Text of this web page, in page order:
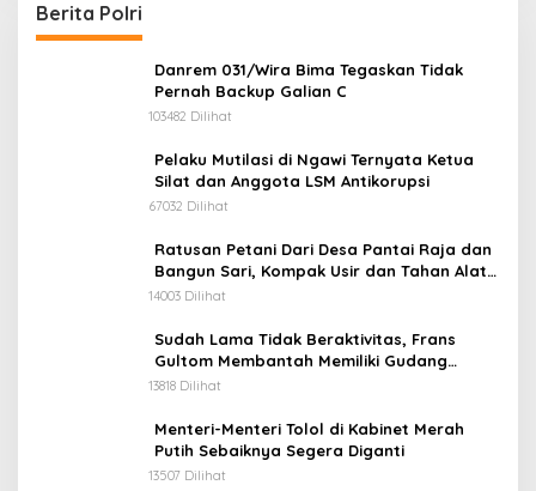
Berita Polri
Danrem 031/Wira Bima Tegaskan Tidak
Pernah Backup Galian C
103482 Dilihat
Pelaku Mutilasi di Ngawi Ternyata Ketua
Silat dan Anggota LSM Antikorupsi
67032 Dilihat
Ratusan Petani Dari Desa Pantai Raja dan
Bangun Sari, Kompak Usir dan Tahan Alat
Berat Milik Hanafi Cs.
14003 Dilihat
Sudah Lama Tidak Beraktivitas, Frans
Gultom Membantah Memiliki Gudang
Penimbunan BBM
13818 Dilihat
Menteri-Menteri Tolol di Kabinet Merah
Putih Sebaiknya Segera Diganti
13507 Dilihat